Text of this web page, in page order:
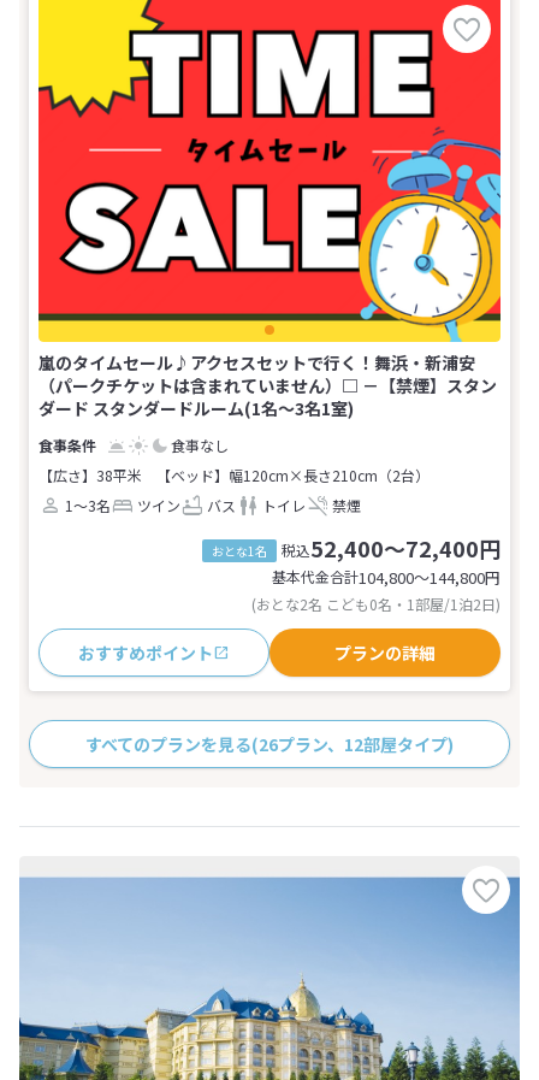
嵐のタイムセール♪アクセスセットで行く！舞浜・新浦安
（パークチケットは含まれていません）□ －【禁煙】スタン
ダード スタンダードルーム(1名～3名1室)
食事なし
【広さ】38平米
【ベッド】幅120cm×長さ210cm（2台）
1～3名
ツイン バス トイレ 禁煙
おとな1名 税込52,400～72,400円
基本代金合計104,800〜144,800円
(おとな2名 こども0名・1部屋/1泊2日)
おすすめポイント プランの詳細
すべてのプランを見る(26プラン、12部屋タイプ)